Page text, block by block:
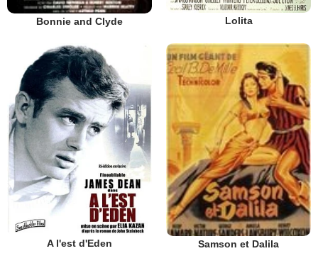
Bonnie and Clyde Lolita
A l'est d'Eden Samson et Dalila